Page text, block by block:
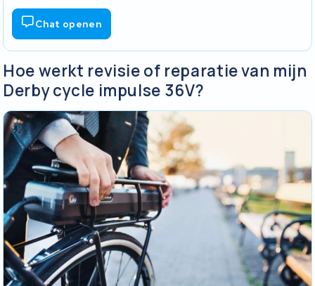
Chat openen
Hoe werkt revisie of reparatie van mijn
Derby cycle impulse 36V?